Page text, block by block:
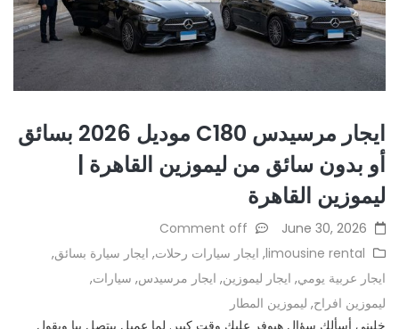
ايجار مرسيدس C180 موديل 2026 بسائق
أو بدون سائق من ليموزين القاهرة |
ليموزين القاهرة
June 30, 2026
limousine rental
, ايجار سيارات رحلات, ايجار سيارة بسائق,
ايجار عربية يومي, ايجار ليموزين, ايجار مرسيدس, سيارات,
ليموزين افراح, ليموزين المطار
Comment off